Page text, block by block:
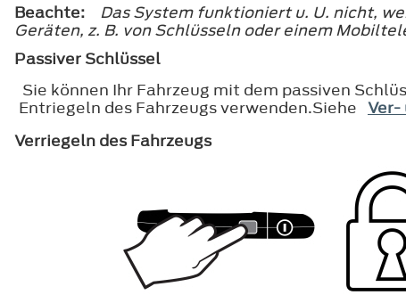
Beachte:
Das System funktioniert u. U. nicht,
Geräten, z. B. von Schlüsseln oder einem
Passiver Schlüssel
Sie können Ihr Fahrzeug mit dem passiven
Entriegeln des Fahrzeugs verwenden.Siehe Ver-
Verriegeln des Fahrzeugs